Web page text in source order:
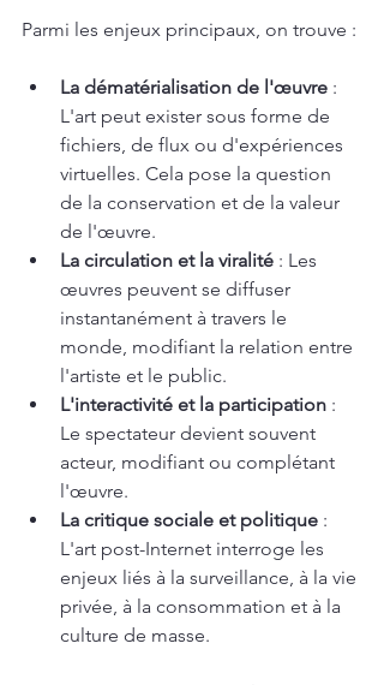
Parmi les enjeux principaux, on trouve :
La dématérialisation de l'œuvre :
L'art peut exister sous forme de
fichiers, de flux ou d'expériences
virtuelles. Cela pose la question
de la conservation et de la valeur
de l'œuvre.
La circulation et la viralité : Les
œuvres peuvent se diffuser
instantanément à travers le
monde, modifiant la relation entre
l'artiste et le public.
L'interactivité et la participation :
Le spectateur devient souvent
acteur, modifiant ou complétant
l'œuvre.
La critique sociale et politique :
L'art post-Internet interroge les
enjeux liés à la surveillance, à la vie
privée, à la consommation et à la
culture de masse.